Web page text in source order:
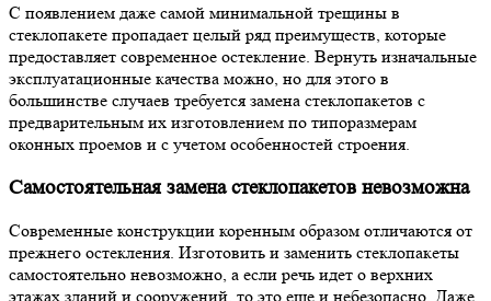
С появлением даже самой минимальной трещины в
стеклопакете пропадает целый ряд преимуществ, которые
предоставляет современное остекление. Вернуть изначальные
эксплуатационные качества можно, но для этого в
большинстве случаев требуется замена стеклопакетов с
предварительным их изготовлением по типоразмерам
оконных проемов и с учетом особенностей строения.
Самостоятельная замена стеклопакетов невозможна
Современные конструкции коренным образом отличаются от
прежнего остекления. Изготовить и заменить стеклопакеты
самостоятельно невозможно, а если речь идет о верхних
этажах зданий и сооружений, то это еще и небезопасно. Даже